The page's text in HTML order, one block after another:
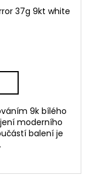
37g 9kt white
9k bílého
moderního
balení je